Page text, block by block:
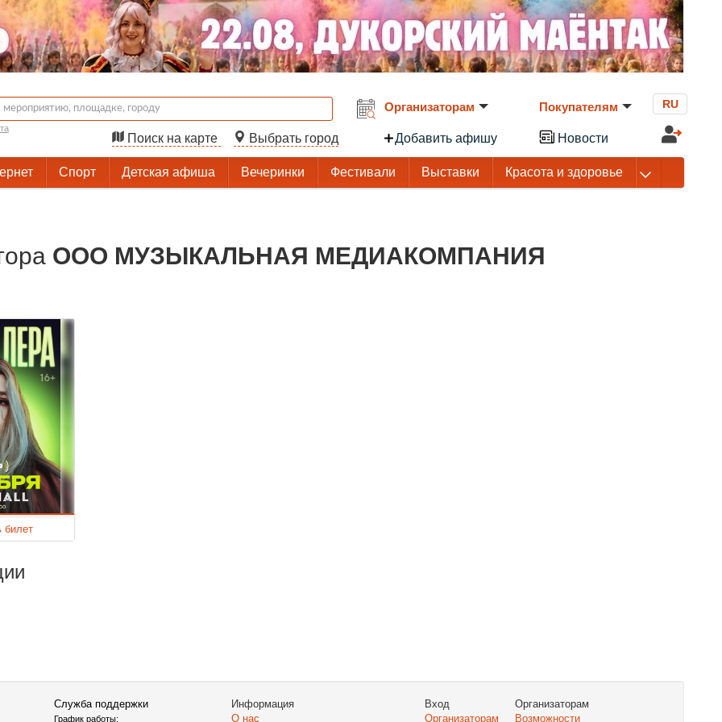
Поиск на карте Выбрать город
Организаторам
Добавить афишу
Покупателям
Новости
RU
Спорт Детская афиша Вечеринки Фестивали Выставки Красота и здоровье
ООО МУЗЫКАЛЬНАЯ МЕДИАКОМПАНИЯ
билет
Служба поддержки
График работы:
Информация
О нас
Вход
Организаторам
Организаторам
Возможности